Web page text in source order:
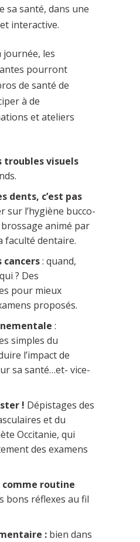
sa santé, dans une
interactive.
journée, les
pourront
de santé de
à de
et ateliers
troubles visuels
dents, c’est pas
sur l’hygiène bucco-
animé par
faculté dentaire.
cancers: quand,
? Des
pour mieux
proposés.
:
simples du
l’impact de
sa santé…et- vice-
! Dépistages des
et du
Occitanie, qui
des examens
routine
bons réflexes au fil
: bien dans